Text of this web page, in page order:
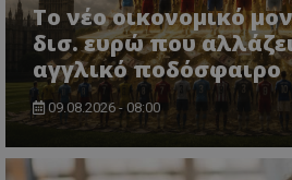
Το νέο οικονομικό
δισ. ευρώ που
αγγλικό ποδόσφαιρο
09.08.2026 - 08:00